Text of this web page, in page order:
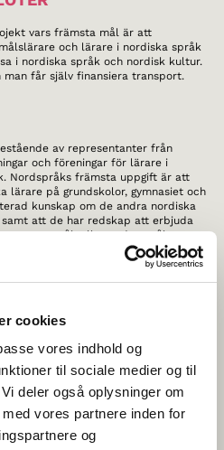
cookies
vores indhold og
til sociale medier og til
deler også oplysninger om
vores partnere inden for
og
vars främsta mål är att
och lärare i nordiska språk
i nordiska språk och nordisk kultur.
man får själv finansiera transport.
av representanter från
och föreningar för lärare i
Nordspråks främsta uppgift är att
lärare på grundskolor, gymnasiet och
kunskap om de andra nordiska
att de har redskap att erbjuda
grannspråk eller andraspråk.
av kurser och publikationer till
strömningarna i nordisk
kan fördjupa dig i mer än 1000 års
Norge, Danmark, Finland,
Allt skrivet av Nordens ledande